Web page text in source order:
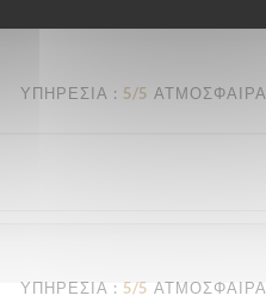
ΥΠΗΡΕΣΊΑ : 5/5 ΑΤΜΌΣΦΑΙΡΑ
ΥΠΗΡΕΣΊΑ : 5/5 ΑΤΜΌΣΦΑΙΡΑ